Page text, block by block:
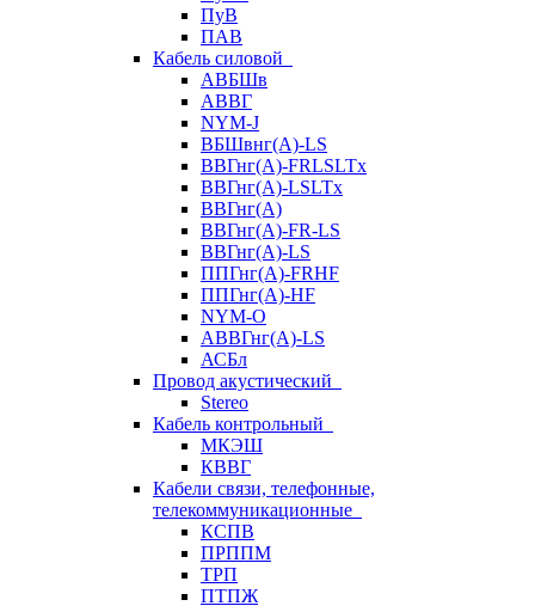
ПуВ
ПАВ
Кабель силовой
АВБШв
АВВГ
NYM-J
ВБШвнг(А)-LS
ВВГнг(A)-FRLSLTx
ВВГнг(A)-LSLTx
ВВГнг(А)
ВВГнг(А)-FR-LS
ВВГнг(А)-LS
ППГнг(А)-FRHF
ППГнг(А)-HF
NYM-O
АВВГнг(А)-LS
АСБл
Провод акустический
Stereo
Кабель контрольный
МКЭШ
КВВГ
Кабели связи, телефонные,
телекоммуникационные
КСПВ
ПРППМ
ТРП
ПТПЖ